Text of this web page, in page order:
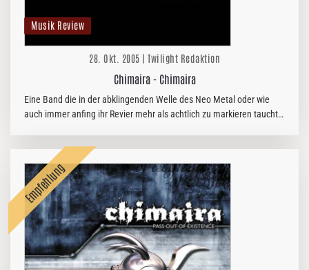
Musik Review
28. Okt. 2005 | Twilight Redaktion
Chimaira - Chimaira
Eine Band die in der abklingenden Welle des Neo Metal oder wie
auch immer anfing ihr Revier mehr als achtlich zu markieren taucht